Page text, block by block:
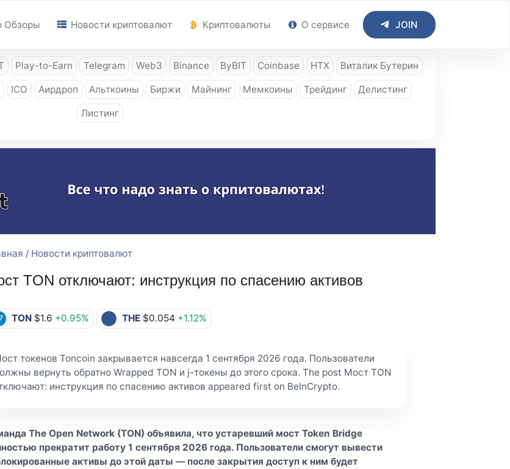
Обзоры Новости криптовалют Криптовалюты О сервисе JOIN
Play-to-Earn Telegram Web3 Binance ByBIT Coinbase HTX Виталик Бутерин
ICO Аирдроп Альткоины Биржи Майнинг Мемкоины Трейдинг Делистинг
Листинг
/ Новости криптовалют
TON отключают: инструкция по спасению активов
TON $1.6 +0.95% THE $0.054 +1.12%
токенов Toncoin закрывается навсегда 1 сентября 2026 года. Пользователи
вернуть обратно Wrapped TON и j-токены до этого срока. The post Мост TON
инструкция по спасению активов appeared first on BeInCrypto.
The Open Network (TON) объявила, что устаревший мост Token Bridge
прекратит работу 1 сентября 2026 года. Пользователи смогут вывести
активы до этой даты — после закрытия доступ к ним будет